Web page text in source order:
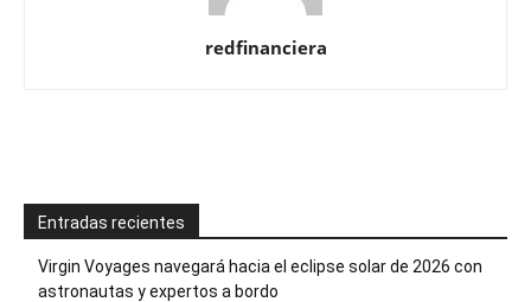
redfinanciera
Entradas recientes
Virgin Voyages navegará hacia el eclipse solar de 2026 con
astronautas y expertos a bordo